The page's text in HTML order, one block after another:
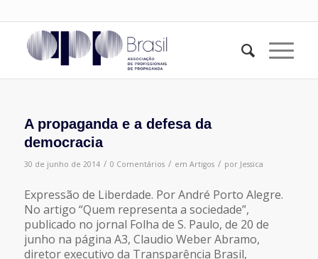
A propaganda e a defesa da
democracia
30 de junho de 2014 / 0 Comentários / em Artigos / por Jessica
Expressão de Liberdade. Por André Porto Alegre.
No artigo “Quem representa a sociedade”,
publicado no jornal Folha de S. Paulo, de 20 de
junho na página A3, Claudio Weber Abramo,
diretor executivo da Transparência Brasil,